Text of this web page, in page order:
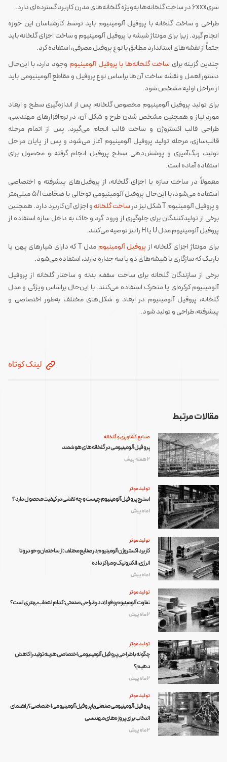
سری6xxx در ساخت گلخانه‌ها به‌ویژه گلخانه‌های مدرن کاربرد گسترده‌ای دارد.
طراحی و ساخت گلخانه با پروفیل آلومینیوم باید توسط کارشناسان این حوزه
انجام گیرد. زیرا برای مونتاژ شیشه با پروفیل آلومینیوم و ساخت اجزای گلخانه باید
حتماً از نقشه‌های استاندارد مطابق با نوع پروفیل مصرفی، استفاده کرد.
چندین گزینه برایساخت گلخانه‌ها با پروفیل آلومینیوم وجود دارد، با این‌حال
دستورالعمل و نقشه ساخت آن‌ها براساس نوع پروفیل و مقاطع آلومینیومی باید
از مراحل اولیه مشخص شود.
برای تولید پروفیل‌ آلومینیوم مخصوص گلخانه، پس از اندازه‌گیری سطح و ابعاد
مورد نیاز و همچنین مشخص شدن طرح و شکل آن، در نرم‌افزارهای مهندسی،
طراحی قالب اکستروژن و ساخت قالب انجام می‌گیرد. پس از اتمام مرحله‌
قالب‌سازی، مرحله تولید پروفیل آلومینیوم آغاز می‌شود و پس از پایان مراحل
تولید، رنگ‌آمیزی و پوشش‎‌دهی سطح پروفیل انجام گرفته و محصول برای
استفاده آماده است.
معمولاً در ساخت سازه یا اجزای گلخانه، از پروفیل‌های پیشرفته و اختصاصی
استفاده می‌شود، با این‌حال پروفیل آلومینیومی توخالی با ضخامت 5/1 میلی‌متر
و پروفیل‌ آلومینیوم T شکل نیز در
ساخت گلخانهو اجزای آن کاربرد دارد. همچنین
برخی از تولیدکنندگان برای جلوگیری از ورود گرد و خاک به داخل سازه استفاده از
پروفیل آلومینیوم مدل U یا H را نیز توصیه می‌کنند.
برای مونتاژ اجزای گلخانه از پروفیل‌ آلومینیوم
مدل T که دارای شیارهای پهن یا
باریک که سازگاری با شیشه‌های دو یا سه جداره دارند، استفاده می‌شود.
برخی از سازندگان گلخانه برای ساخت سقف، بدنه و ساختار گلخانه از پروفیل
آلومینیوم کرکره‌ای یا متحرک استفاده می‌کنند. با این‌حال براساس ویژگی‌ و مدل
گلخانه‌، پروفیل آلومینیوم در ابعاد و شکل‌های مختلف به‌طور اختصاصی و
پیشرفته، طراحی و تولید شود.
لینک کوتاه
مقالات مرتبط
صنایع کشاورزی و گلخانه
پروفیل آلومینیومی در گلخانه‌های هوشمند
2 هفته پیش
تولید موثر
استرچ پروفیل آلومینیوم چیست و چه نقشی در کیفیت محصول دارد؟
1 ماه پیش
تولید موثر
کاربرد اکستروژن آلومینیوم در صنایع مختلف: از ساختمان و خودرو تا
انرژی، الکترونیک و مراکز داده
1 ماه پیش
تولید موثر
تفاوت آلومینیوم و فولاد در طراحی صنعتی: کدام انتخاب بهتری است؟
2 ماه پیش
تولید موثر
چگونه با طراحی پروفیل آلومینیومی اختصاصی هزینه تولید را کاهش
دهیم؟
2 ماه پیش
تولید موثر
پروفیل آلومینیومی صنعتی یا پروفیل آلومینیومی اختصاصی؟ راهنمای
انتخاب برای پروژه‌های مهندسی
2 ماه پیش